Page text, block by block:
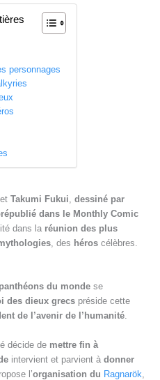
personnages
et Takumi Fukui dessiné par
dans le Monthly Comic
dans la réunion des plus
, des héros célèbres.
du monde se
des dieux grecs préside cette
de l’avenir de l’humanité.
décide de mettre fin à
intervient et parvient à donner
l’organisation du Ragnarök